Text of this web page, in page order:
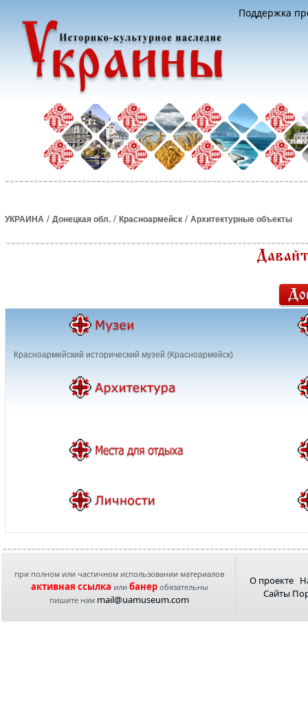
Поддержка
УКРАИНА / Донецкая обл. / Красноармейск / Архитектурные объекты
Красноармейский исторический музей (Красноармейск)
при полном или частичном использовании материалов
активная ссылка или банеробязательны
пишите нам mail@uamuseum.com
О проекте
Сайты